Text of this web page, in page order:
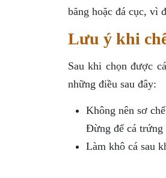
băng hoặc đá cục, vì
Lưu ý khi
Sau khi chọn được
những điều sau đây:
Không nên sơ
Đừng để cá trứng
Làm khô cá sau